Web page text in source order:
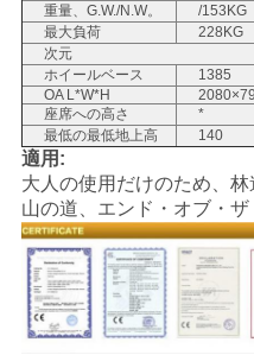
地
図
プ
ラ
イ
バ
重量、G.W./N.W。
/153KG
最大負荷
228KG
次元
ホイールベース
1385
OA L*W*H
座席への高さ
*
最低の最低地上高
140
適用:
大人の使用だけのため、林
山の道、エンド・オブ・